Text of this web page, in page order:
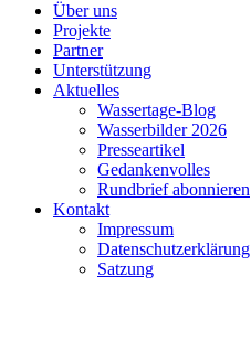
Über uns
Projekte
Partner
Unterstützung
Aktuelles
Wassertage-Blog
Wasserbilder 2026
Presseartikel
Gedankenvolles
Rundbrief abonnieren
Kontakt
Impressum
Datenschutzerklärung
Satzung